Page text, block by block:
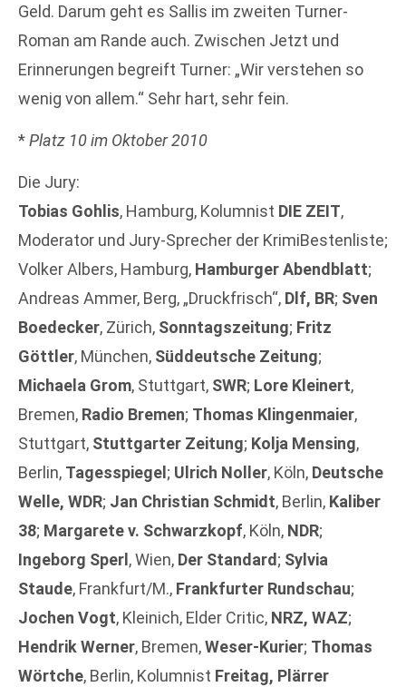
Geld. Darum geht es Sallis im zweiten Turner-
Roman am Rande auch. Zwischen Jetzt und
Erinnerungen begreift Turner: „Wir verstehen so
wenig von allem.“ Sehr hart, sehr fein.
*Platz 10 im Oktober 2010
Die Jury:
Tobias Gohlis, Hamburg, Kolumnist DIE ZEIT,
Moderator und Jury-Sprecher der KrimiBestenliste;
Volker Albers, Hamburg, Hamburger Abendblatt;
Andreas Ammer, Berg, „Druckfrisch“, Dlf, BR; Sven
Boedecker, Zürich, Sonntagszeitung; Fritz
Göttler, München, Süddeutsche Zeitung;
Michaela Grom, Stuttgart, SWR; Lore Kleinert,
Bremen, Radio Bremen; Thomas Klingenmaier,
Stuttgart, Stuttgarter Zeitung; Kolja Mensing,
Berlin, Tagesspiegel ; Ulrich Noller, Köln, Deutsche
Welle, WDR; Jan Christian Schmidt, Berlin, Kaliber
38; Margarete v. Schwarzkopf, Köln, NDR;
Ingeborg Sperl , Wien, Der Standard; Sylvia
Staude, Frankfurt/M., Frankfurter Rundschau;
Jochen Vogt, Kleinich, Elder Critic, NRZ, WAZ;
Hendrik Werner, Bremen,Weser-Kurier; Thomas
Wörtche, Berlin, Kolumnist Freitag, Plärrer